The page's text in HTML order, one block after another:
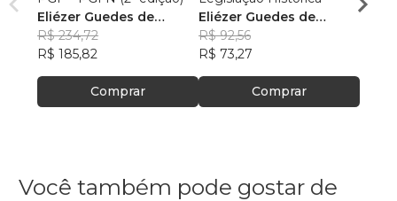
Eliézer Guedes de
Oliveira Junior
R$ 234,72
R$ 185,82
Comprar
Eliézer Guedes de
Oliveira Junior
R$ 92,56
R$ 73,27
Comprar
Você também pode gostar de